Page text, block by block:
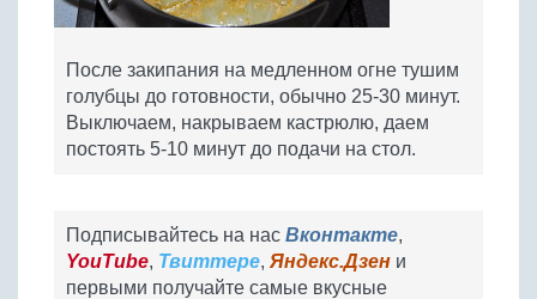
После закипания на медленном огне тушим
голубцы до готовности, обычно 25-30 минут.
Выключаем, накрываем кастрюлю, даем
постоять 5-10 минут до подачи на стол.
Подписывайтесь на нас Вконтакте,
YouTube, Твиттере, Яндекс.Дзен и
первыми получайте самые вкусные